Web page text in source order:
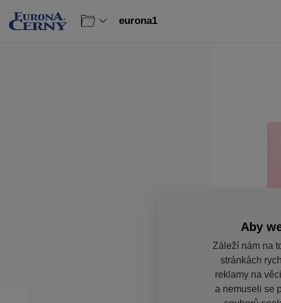
eurona1
Aby
Záleží nám na
stránkách
reklamy na
a nemuseli se